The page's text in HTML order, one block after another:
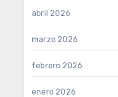
abril 2026
marzo 2026
febrero 2026
enero 2026